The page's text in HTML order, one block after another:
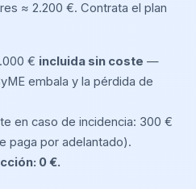
≈ 2.200 €. Contrata el plan
€ incluida sin coste —
embala y la pérdida de
en caso de incidencia: 300 €
paga por adelantado).
0 €.